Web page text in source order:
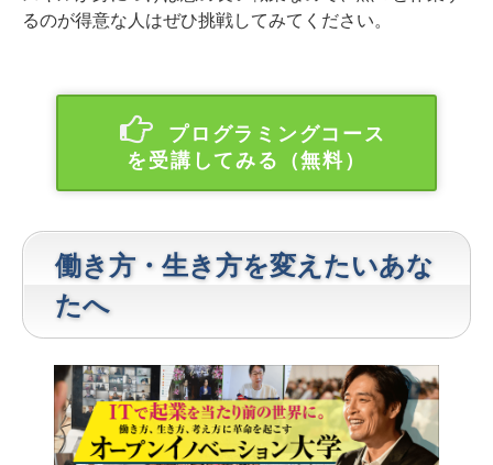
るのが得意な人はぜひ挑戦してみてください。
プログラミングコース
を受講してみる（無料）
働き方・生き方を変えたいあな
たへ